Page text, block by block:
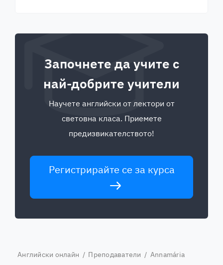
Започнете да учите с
най-добрите учители
Научете английски от лектори от
световна класа. Приемете
предизвикателството!
Регистрирайте се за курса
Английски онлайн / Преподаватели / Annamária